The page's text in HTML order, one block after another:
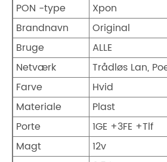
PON -type
Xpon
Brandnavn
Original
Bruge
ALLE
Netværk
Trådløs Lan,
Farve
Hvid
Materiale
Plast
Porte
1GE +3FE +Tlf
Magt
12v